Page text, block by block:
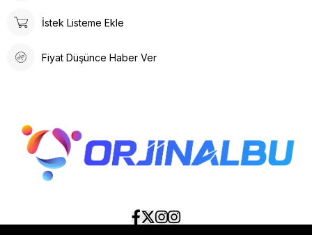
İstek Listeme Ekle
Fiyat Düşünce Haber Ver